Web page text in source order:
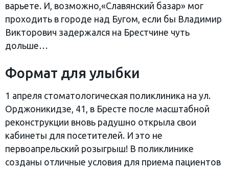
варьете. И, возможно,«Славянский базар» мог
проходить в городе над Бугом, если бы Владимир
Викторович задержался на Брестчине чуть
дольше…
Формат для улыбки
1 апреля стоматологическая поликлиника на ул.
Орджоникидзе, 41, в Бресте после масштабной
реконструкции вновь радушно открыла свои
кабинеты для посетителей. И это не
первоапрельский розыгрыш! В поликлинике
созданы отличные условия для приема пациентов